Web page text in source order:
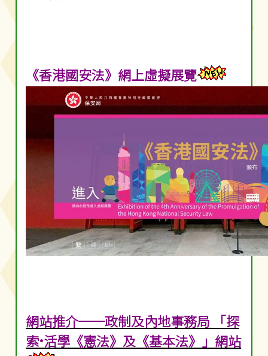
《香港國安法》網上虛擬展覽
網站推介──政制及內地事務局 「探
索•活學《憲法》及《基本法》」網站